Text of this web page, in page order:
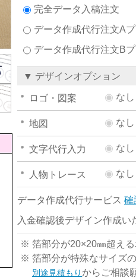
完全データ入稿注文
データ作成代行注文A
データ作成代行注文B
▼ デザインオプション
ロゴ・図案 なし
地図 なし
文字代行入力 なし
人物トレース なし
データ作成代行サービス 確
入金確認後デザイン作成い
※ 箔部分が20×20㎜超える
※ 箔部分が特殊なサイズ
別途見積もりからご相談